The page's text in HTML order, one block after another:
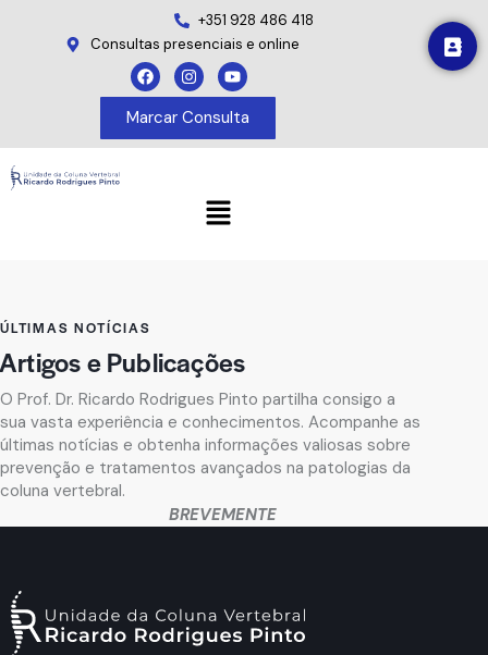
+351 928 486 418
Consultas presenciais e online
Marcar Consulta
ÚLTIMAS NOTÍCIAS
Artigos e Publicações
O Prof. Dr. Ricardo Rodrigues Pinto partilha consigo a
sua vasta experiência e conhecimentos. Acompanhe as
últimas notícias e obtenha informações valiosas sobre
prevenção e tratamentos avançados na patologias da
coluna vertebral.
BREVEMENTE